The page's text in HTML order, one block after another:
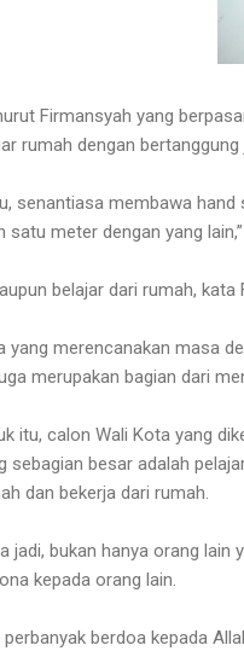
Firmansyah yang
rumah dengan bertanggung
senantiasa membawa hand
satu meter dengan yang
belajar dari rumah,
yang merencanakan masa
merupakan bagian dari
itu, calon Wali Kota yang
sebagian besar adalah
dan bekerja dari rumah.
jadi, bukan hanya orang
kepada orang lain.
perbanyak berdoa kepada